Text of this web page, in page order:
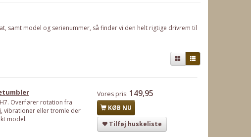
samt model og serienummer, så finder vi den helt rigtige drivrem til
Overfører rotation fra
vibrationer eller tromle der
model.
Vores pris: 149,95
KØB NU
Tilføj huskeliste